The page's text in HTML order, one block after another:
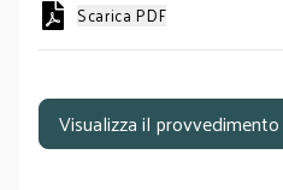
Scarica PDF
Visualizza il provvedimento